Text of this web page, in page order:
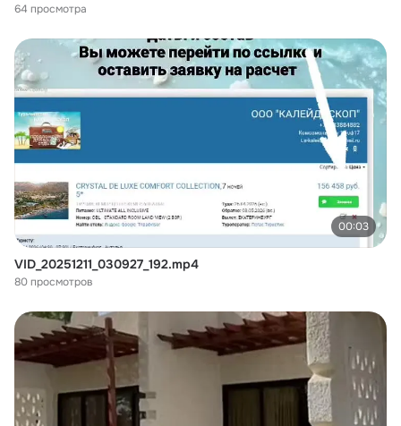
64 просмотра
00:03
VID_20251211_030927_192.mp4
80 просмотров